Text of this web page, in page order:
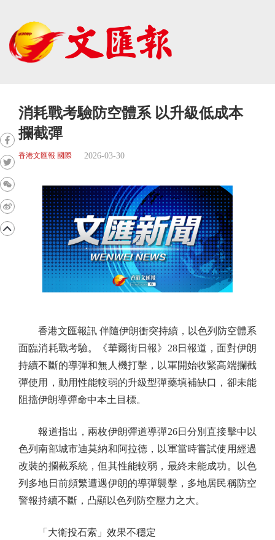
消耗戰考驗防空體系 以升級低成本
攔截彈
香港文匯報 國際 2026-03-30
香港文匯報訊 伴隨伊朗衝突持續，以色列防空體系
面臨消耗戰考驗。《華爾街日報》28日報道，面對伊朗
持續不斷的導彈和無人機打擊，以軍開始收緊高端攔截
彈使用，動用性能較弱的升級型彈藥填補缺口，卻未能
阻擋伊朗導彈命中本土目標。
報道指出，兩枚伊朗彈道導彈26日分別直接擊中以
色列南部城市迪莫納和阿拉德，以軍當時嘗試使用經過
改裝的攔截系統，但其性能較弱，最終未能成功。以色
列多地日前頻繁遭遇伊朗的導彈襲擊，多地居民稱防空
警報持續不斷，凸顯以色列防空壓力之大。
「大衛投石索」效果不穩定